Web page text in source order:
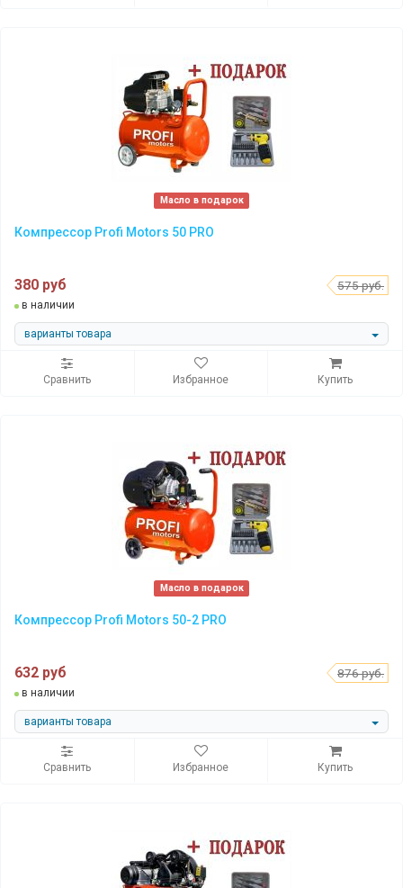
Масло в подарок
Компрессор Profi Motors 50 PRO
380 руб 575 руб.
в наличии
варианты товара
Сравнить Избранное Купить
Масло в подарок
Компрессор Profi Motors 50-2 PRO
632 руб 876 руб.
в наличии
варианты товара
Сравнить Избранное Купить